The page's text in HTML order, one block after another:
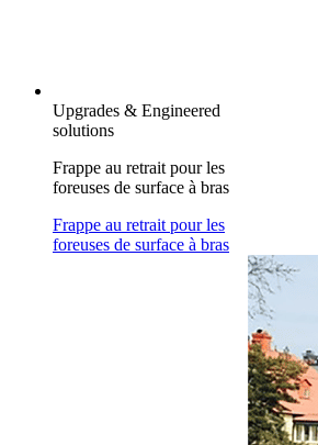
Upgrades & Engineered
solutions
Frappe au retrait pour les
foreuses de surface à bras
Frappe au retrait pour les
foreuses de surface à bras